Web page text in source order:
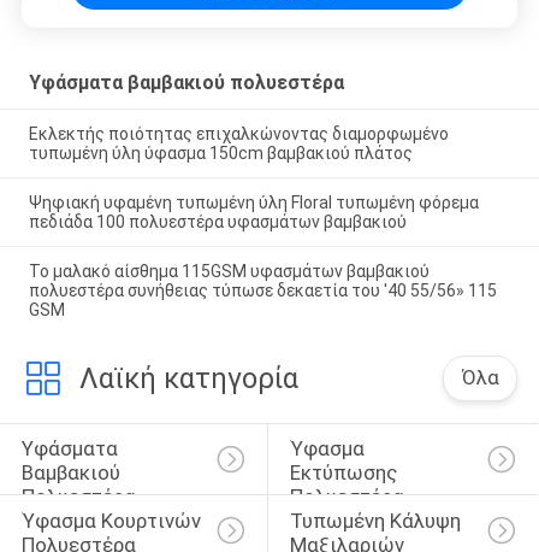
Υφάσματα βαμβακιού πολυεστέρα
Εκλεκτής ποιότητας επιχαλκώνοντας διαμορφωμένο
τυπωμένη ύλη ύφασμα 150cm βαμβακιού πλάτος
Ψηφιακή υφαμένη τυπωμένη ύλη Floral τυπωμένη φόρεμα
πεδιάδα 100 πολυεστέρα υφασμάτων βαμβακιού
Το μαλακό αίσθημα 115GSM υφασμάτων βαμβακιού
πολυεστέρα συνήθειας τύπωσε δεκαετία του '40 55/56» 115
GSM
Λαϊκή κατηγορία Όλα
Υφάσματα
Βαμβακιού
Πολυεστέρα
Ύφασμα
Εκτύπωσης
Πολυεστέρα
Ύφασμα Κουρτινών
Πολυεστέρα
Τυπωμένη Κάλυψη
Μαξιλαριών